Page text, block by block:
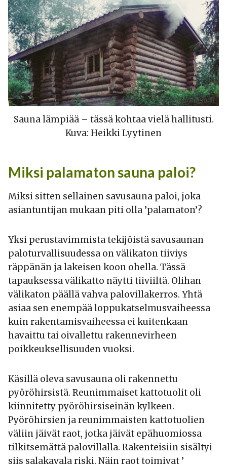
Sauna lämpiää – tässä kohtaa vielä hallitusti.
Kuva: Heikki Lyytinen
Miksi palamaton sauna paloi?
Miksi sitten sellainen savusauna paloi, joka
asiantuntijan mukaan piti olla ’palamaton’?
Yksi perustavimmista tekijöistä savusaunan
paloturvallisuudessa on välikaton tiiviys
räppänän ja lakeisen koon ohella. Tässä
tapauksessa välikatto näytti tiiviiltä. Olihan
välikaton päällä vahva palovillakerros. Yhtä
asiaa sen enempää loppukatselmusvaiheessa
kuin rakentamisvaiheessa ei kuitenkaan
havaittu tai oivallettu rakennevirheen
poikkeuksellisuuden vuoksi.
Käsillä oleva savusauna oli rakennettu
pyöröhirsistä. Reunimmaiset kattotuolit oli
kiinnitetty pyöröhirsiseinän kylkeen.
Pyöröhirsien ja reunimmaisten kattotuolien
väliin jäivät raot, jotka jäivät epähuomiossa
tilkitsemättä palovillalla. Rakenteisiin sisältyi
siis salakavala riski. Näin raot toimivat ’